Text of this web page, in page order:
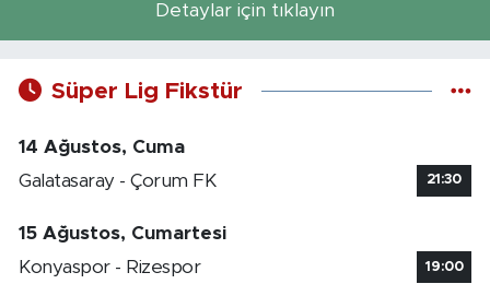
Detaylar için tıklayın
Süper Lig Fikstür
14 Ağustos, Cuma
Galatasaray - Çorum FK
21:30
15 Ağustos, Cumartesi
Konyaspor - Rizespor
19:00